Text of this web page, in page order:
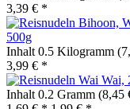
3,39 € *
500g
Inhalt 0.5 Kilogramm
3,99 € *
Inhalt 0.2 Gramm (8,45